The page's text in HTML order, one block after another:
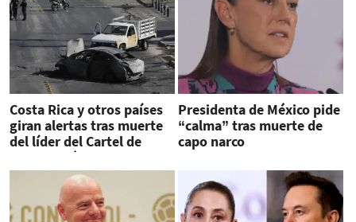
Costa Rica y otros países
giran alertas tras muerte
del líder del Cartel de
Jalisco, México
Presidenta de México pide
“calma” tras muerte de
capo narco